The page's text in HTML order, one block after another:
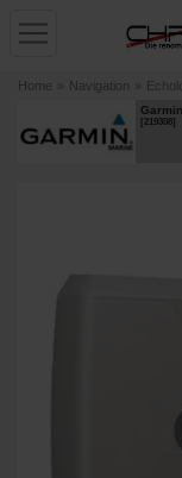
Home » Navigation »
[219308]